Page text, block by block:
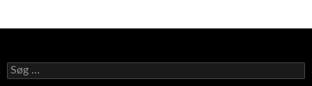
Søg
efter: